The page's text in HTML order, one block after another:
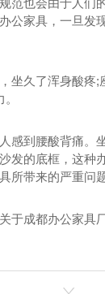
范也会由于人
公家具，一旦
坐久了浑身酸
感到腰酸背痛
发的底框，这
所带来的严重问题
于成都办公家